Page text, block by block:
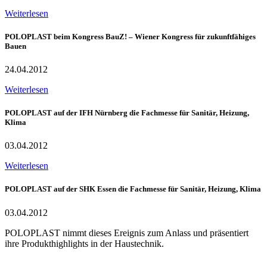
Weiterlesen
POLOPLAST beim Kongress BauZ! – Wiener Kongress für zukunftfähiges
Bauen
24.04.2012
Weiterlesen
POLOPLAST auf der IFH Nürnberg die Fachmesse für Sanitär, Heizung,
Klima
03.04.2012
Weiterlesen
POLOPLAST auf der SHK Essen die Fachmesse für Sanitär, Heizung, Klima
03.04.2012
POLOPLAST nimmt dieses Ereignis zum Anlass und präsentiert
ihre Produkthighlights in der Haustechnik.